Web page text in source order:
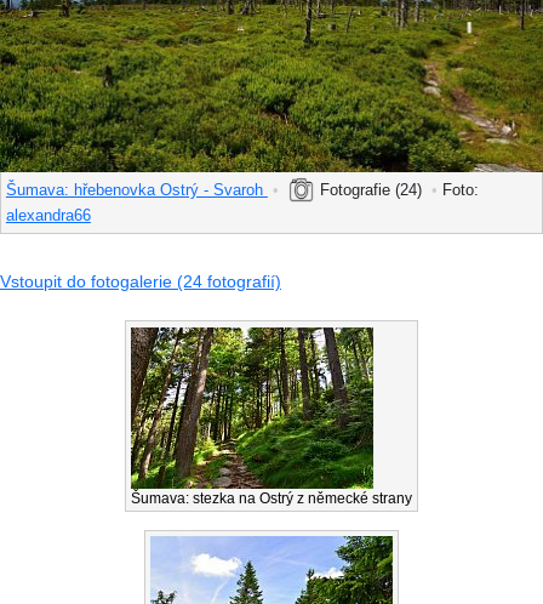
Šumava: hřebenovka Ostrý - Svaroh • Fotografie (24) • Foto:
alexandra66
Vstoupit do fotogalerie (24 fotografií)
Šumava: stezka na Ostrý z německé strany